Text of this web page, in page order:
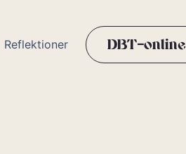
Reflektioner DBT-online